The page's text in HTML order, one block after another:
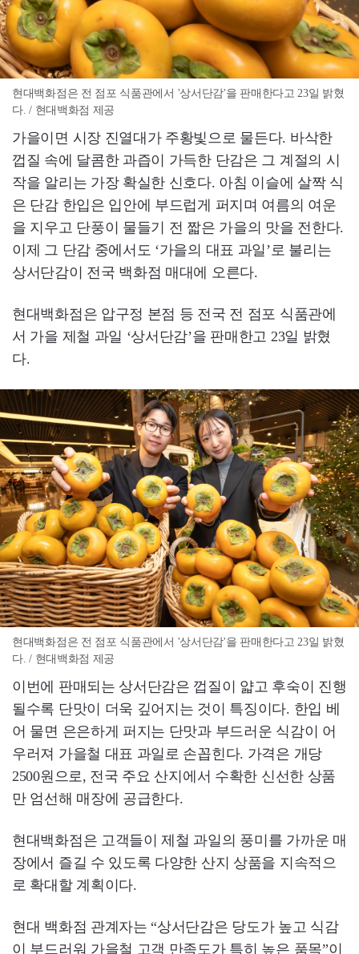
현대백화점은 전 점포 식품관에서 '상서단감'을 판매한다고 23일 밝혔
다. / 현대백화점 제공
가을이면 시장 진열대가 주황빛으로 물든다. 바삭한
껍질 속에 달콤한 과즙이 가득한 단감은 그 계절의 시
작을 알리는 가장 확실한 신호다. 아침 이슬에 살짝 식
은 단감 한입은 입안에 부드럽게 퍼지며 여름의 여운
을 지우고 단풍이 물들기 전 짧은 가을의 맛을 전한다.
이제 그 단감 중에서도 ‘가을의 대표 과일’로 불리는
상서단감이 전국 백화점 매대에 오른다.
현대백화점은 압구정 본점 등 전국 전 점포 식품관에
서 가을 제철 과일 ‘상서단감’을 판매한고 23일 밝혔
다.
현대백화점은 전 점포 식품관에서 '상서단감'을 판매한다고 23일 밝혔
다. / 현대백화점 제공
이번에 판매되는 상서단감은 껍질이 얇고 후숙이 진행
될수록 단맛이 더욱 깊어지는 것이 특징이다. 한입 베
어 물면 은은하게 퍼지는 단맛과 부드러운 식감이 어
우러져 가을철 대표 과일로 손꼽힌다. 가격은 개당
2500원으로, 전국 주요 산지에서 수확한 신선한 상품
만 엄선해 매장에 공급한다.
현대백화점은 고객들이 제철 과일의 풍미를 가까운 매
장에서 즐길 수 있도록 다양한 산지 상품을 지속적으
로 확대할 계획이다.
현대 백화점 관계자는 “상서단감은 당도가 높고 식감
이 부드러워 가을철 고객 만족도가 특히 높은 품목”이